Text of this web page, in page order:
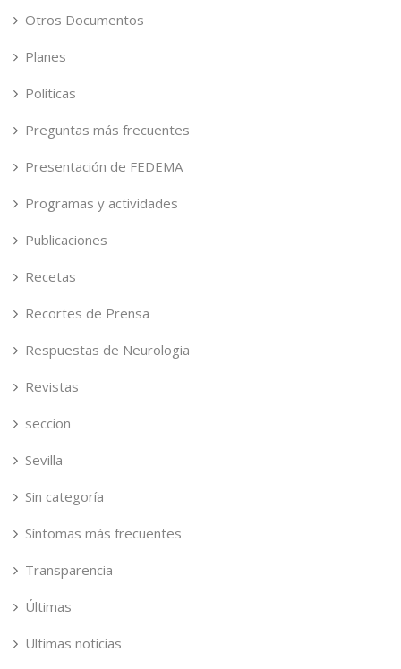
Otros Documentos
Planes
Políticas
Preguntas más frecuentes
Presentación de FEDEMA
Programas y actividades
Publicaciones
Recetas
Recortes de Prensa
Respuestas de Neurologia
Revistas
seccion
Sevilla
Sin categoría
Síntomas más frecuentes
Transparencia
Últimas
Ultimas noticias